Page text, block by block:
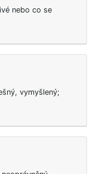
nebo co se
vymyšlený;